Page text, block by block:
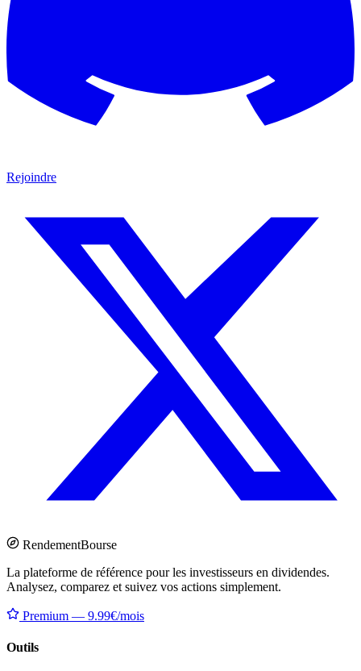
Rejoindre
RendementBourse
La plateforme de référence pour les investisseurs en dividendes.
Analysez, comparez et suivez vos actions simplement.
Premium — 9.99€/mois
Outils